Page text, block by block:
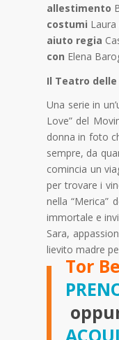
allestimento
costumi Laura
aiuto regia
con Elena
Il Teatro delle
Una serie in
Love” del
donna in foto
sempre, da
comincia un
per trovare i
nella “Merica”
immortale e
Sara,
lievito madre
Tor